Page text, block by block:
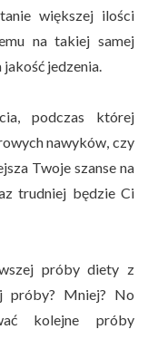
większej ilości
na takiej samej
jedzenia.
podczas której
nawyków, czy
Twoje szanse na
trudniej będzie Ci
próby diety z
próby? Mniej? No
kolejne próby